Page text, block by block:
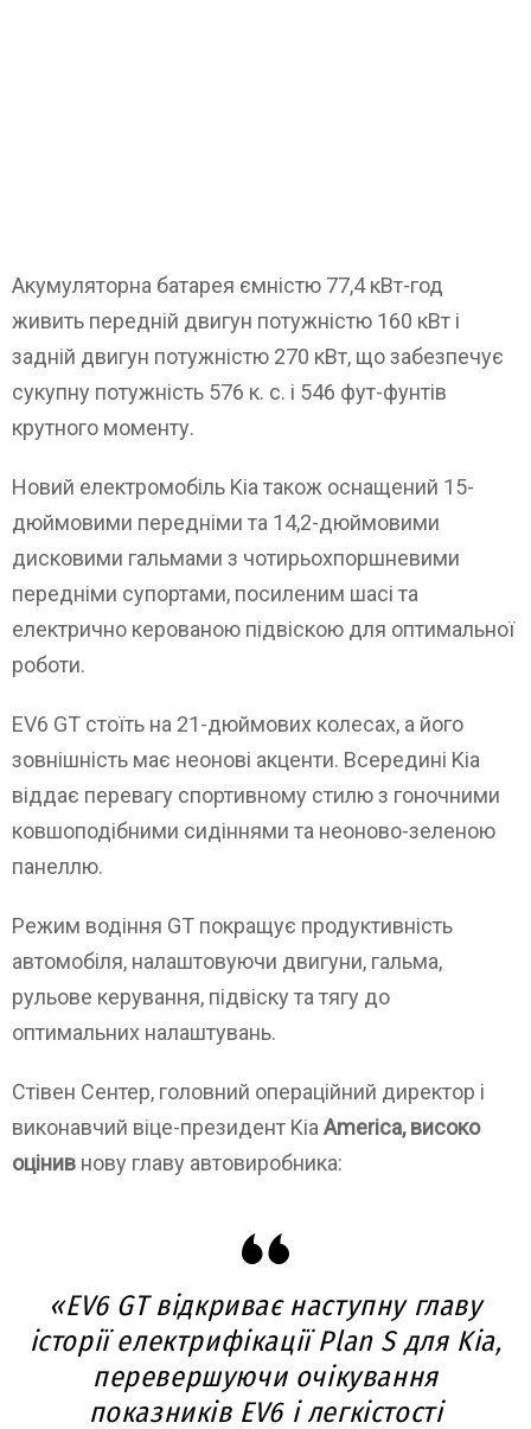
Акумуляторна батарея ємністю 77,4 кВт-год
живить передній двигун потужністю 160 кВт і
задній двигун потужністю 270 кВт, що забезпечує
сукупну потужність 576 к. с. і 546 фут-фунтів
крутного моменту.
Новий електромобіль Kia також оснащений 15-
дюймовими передніми та 14,2-дюймовими
дисковими гальмами з чотирьохпоршневими
передніми супортами, посиленим шасі та
електрично керованою підвіскою для оптимальної
роботи.
EV6 GT стоїть на 21-дюймових колесах, а його
зовнішність має неонові акценти. Всередині Kia
віддає перевагу спортивному стилю з гоночними
ковшоподібними сидіннями та неоново-зеленою
панеллю.
Режим водіння GT покращує продуктивність
автомобіля, налаштовуючи двигуни, гальма,
рульове керування, підвіску та тягу до
оптимальних налаштувань.
Стівен Сентер, головний операційний директор і
виконавчий віце-президент Kia America, високо
оцінив нову главу автовиробника:
«EV6 GT відкриває наступну главу
історії електрифікації Plan S для Kia,
перевершуючи очікування
показників EV6 і легкістості